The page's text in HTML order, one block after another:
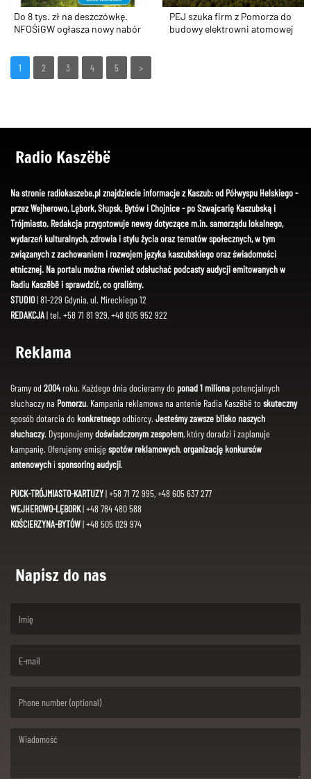
Do 8 tys. zł na deszczówkę.
NFOŚiGW ogłasza nowy nabór
PEJ szuka firm z Pomorza do
budowy elektrowni atomowej
1 2 3 4 5 >
Radio Kaszëbë
Na stronie radiokaszebe.pl znajdziecie informacje z Kaszub: od Półwyspu Helskiego -
przez Wejherowo, Lębork, Słupsk, Bytów i Chojnice - po Szwajcarię Kaszubską i
Trójmiasto. Redakcja przygotowuje newsy dotyczące m.in. samorządu lokalnego,
wydarzeń kulturalnych, zdrowia i stylu życia oraz tematów społecznych, w tym
związanych z zachowaniem i rozwojem języka kaszubskiego oraz świadomości
etnicznej. Na portalu można również odsłuchać podcasty audycji emitowanych w
Radiu Kaszëbë i sprawdzić, co graliśmy.
STUDIO| 81-229 Gdynia, ul. Mireckiego 12
REDAKCJA| tel. +58 71 81 929, +48 605 952 922
Reklama
Gramy od 2004roku. Każdego dnia docieramy do ponad 1 miliona potencjalnych
słuchaczy na Pomorzu. Kampania reklamowa na antenie Radia Kaszëbë toskuteczny
sposób dotarcia dokonkretnegoodbiorcy. Jesteśmy zawsze blisko naszych
słuchaczy. Dysponujemydoświadczonym zespołem, który doradzi i zaplanuje
kampanię. Oferujemy emisję spotów reklamowych,organizację konkursów
antenowychi sponsoring audycji.
PUCK-TRÓJMIASTO-KARTUZY| +58 71 72 995, +48 605 637 277
WEJHEROWO-LĘBORK| +48 784 480 588
KOŚCIERZYNA-BYTÓW| +48 505 029 974
Napisz do nas